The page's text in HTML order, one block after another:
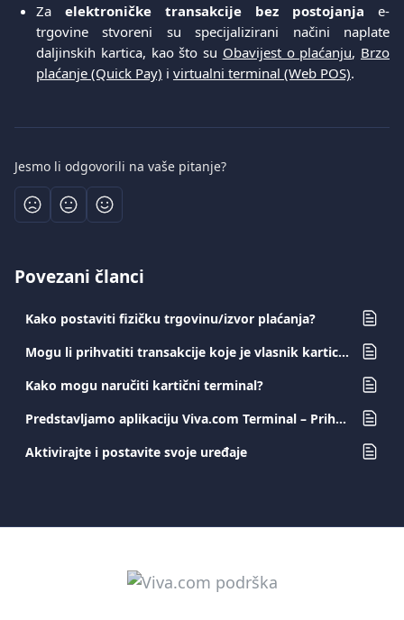
Za elektroničke transakcije bez postojanja e-
trgovine stvoreni su specijalizirani načini naplate
daljinskih kartica, kao što su Obavijest o plaćanju, Brzo
plaćanje (Quick Pay) i virtualni terminal (Web POS).
Jesmo li odgovorili na vaše pitanje?
Povezani članci
Kako postaviti fizičku trgovinu/izvor plaćanja?
Mogu li prihvatiti transakcije koje je vlasnik kartice potpisao na računu?
Kako mogu naručiti kartični terminal?
Predstavljamo aplikaciju Viva.com Terminal – Prihvaćajte plaćanja bilo gdje
Aktivirajte i postavite svoje uređaje